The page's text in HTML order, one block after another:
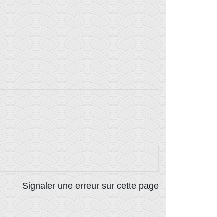
Signaler une erreur sur cette page